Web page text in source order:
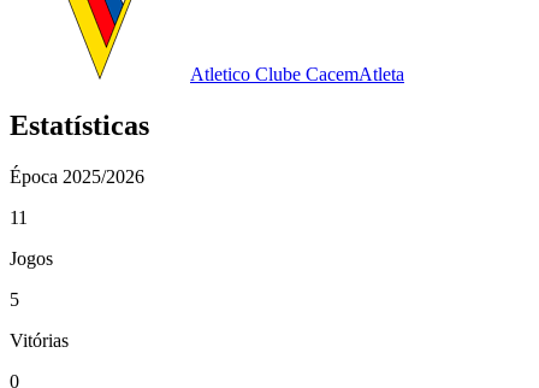
Atletico Clube CacemAtleta
Estatísticas
Época 2025/2026
11
Jogos
5
Vitórias
0